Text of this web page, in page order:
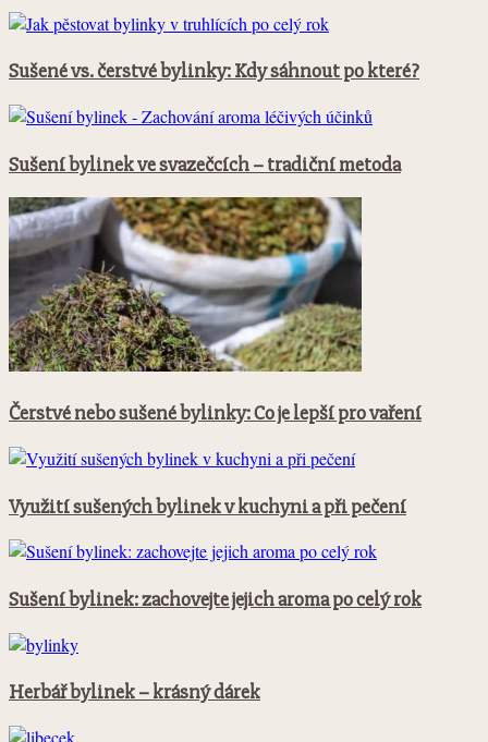
Sušené vs. čerstvé bylinky: Kdy sáhnout po které?
Sušení bylinek ve svazečcích – tradiční metoda
Čerstvé nebo sušené bylinky: Co je lepší pro vaření
Využití sušených bylinek v kuchyni a při pečení
Sušení bylinek: zachovejte jejich aroma po celý rok
Herbář bylinek – krásný dárek